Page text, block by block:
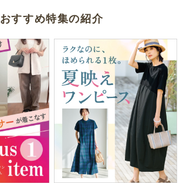
おすすめ特集の紹介